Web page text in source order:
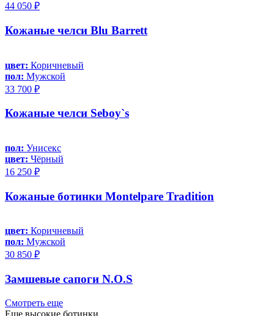
44 050 ₽
Кожаные челси Blu Barrett
цвет: Коричневый
пол: Мужской
33 700 ₽
Кожаные челси Seboy`s
пол: Унисекс
цвет: Чёрный
16 250 ₽
Кожаные ботинки Montelpare Tradition
цвет: Коричневый
пол: Мужской
30 850 ₽
Замшевые сапоги N.O.S
Смотреть еще
Еще высокие ботинки